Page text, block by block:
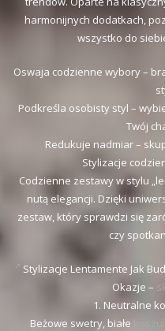
harmonijnych dodatkach,
wszystko do
Oswaja codzienne wybory –
Podkreśla osobisty styl –
Twój
Redukuje nadmiar –
Stylizacje
Codzienne zestawy w stylu
nutą elegancji. Dzięki
zestaw, który sprawdzi się
czy
Stylizacje Lentamente Jak
Okazje –
1. Neutralne
Beżowe swetry, białe